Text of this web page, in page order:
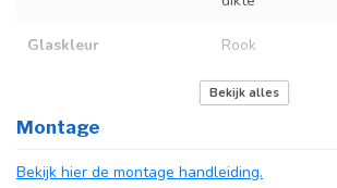
Glaskleur Rook
Op maat gemaakt
Incl. deurgreep
Incl. systeem
Bekijk alles
Montage
Bekijk hier de montage handleiding.